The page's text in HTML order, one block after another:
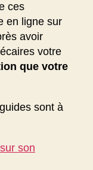
ces
en ligne sur
avoir
votre
que votre
sont à
son